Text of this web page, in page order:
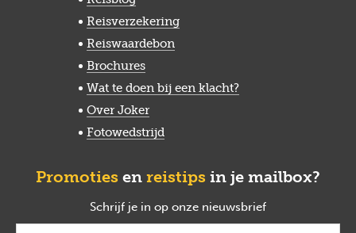
Reisverzekering
Reiswaardebon
Brochures
Wat te doen bij een klacht?
Over Joker
Fotowedstrijd
Promoties en reistips in je mailbox?
Schrijf je in op onze nieuwsbrief